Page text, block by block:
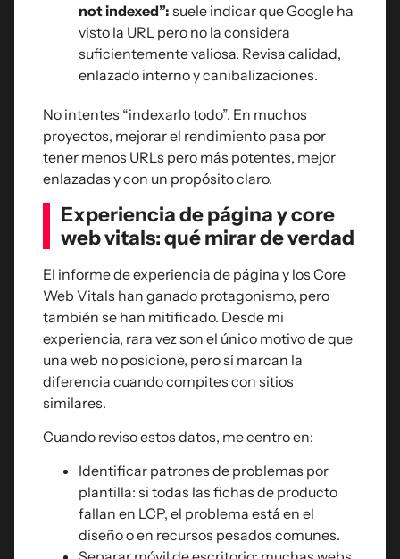
not indexed”: suele indicar que Google ha
visto la URL pero no la considera
suficientemente valiosa. Revisa calidad,
enlazado interno y canibalizaciones.
No intentes “indexarlo todo”. En muchos
proyectos, mejorar el rendimiento pasa por
tener menos URLs pero más potentes, mejor
enlazadas y con un propósito claro.
Experiencia de página y core
web vitals: qué mirar de verdad
El informe de experiencia de página y los Core
Web Vitals han ganado protagonismo, pero
también se han mitificado. Desde mi
experiencia, rara vez son el único motivo de que
una web no posicione, pero sí marcan la
diferencia cuando compites con sitios
similares.
Cuando reviso estos datos, me centro en:
Identificar patrones de problemas por
plantilla: si todas las fichas de producto
fallan en LCP, el problema está en el
diseño o en recursos pesados comunes.